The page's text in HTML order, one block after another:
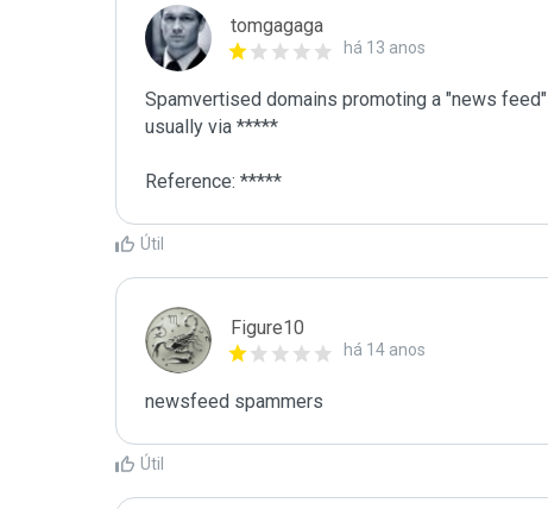
tomgagaga
há 13 anos
Spamvertised domains promoting a "news feed"
usually via *****
Reference: *****
Útil
Figure10
há 14 anos
newsfeed spammers
Útil